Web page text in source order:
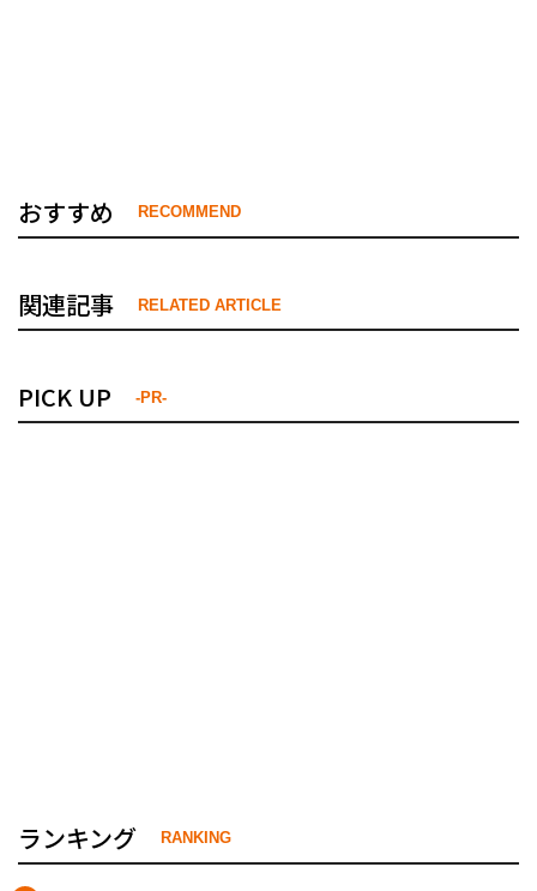
おすすめ RECOMMEND
関連記事 RELATED ARTICLE
PICK UP -PR-
ランキング RANKING